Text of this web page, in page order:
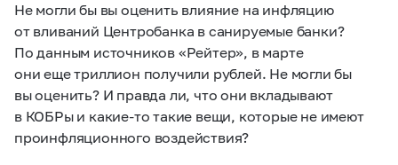
Не могли бы вы оценить влияние на инфляцию
от вливаний Центробанка в санируемые банки?
По данным источников «Рейтер», в марте
они еще триллион получили рублей. Не могли бы
вы оценить? И правда ли, что они вкладывают
в КОБРы и какие-то такие вещи, которые не имеют
проинфляционного воздействия?